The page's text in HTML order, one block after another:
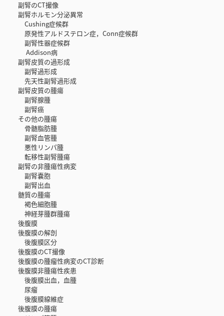
副腎のCT撮像
副腎ホルモン分泌異常
Cushing症候群
原発性アルドステロン症，Conn症候群
副腎性器症候群
Addison病
副腎皮質の過形成
副腎過形成
先天性副腎過形成
副腎皮質の腫瘍
副腎腺腫
副腎癌
その他の腫瘍
骨髄脂肪腫
副腎血管腫
悪性リンパ腫
転移性副腎腫瘍
副腎の非腫瘍性病変
副腎嚢胞
副腎出血
髄質の腫瘍
褐色細胞腫
神経芽腫群腫瘍
後腹膜
後腹膜の解剖
後腹膜区分
後腹膜のCT撮像
後腹膜の腫瘤性病変のCT診断
後腹膜非腫瘍性疾患
後腹膜出血，血腫
尿瘤
後腹膜線維症
後腹膜の腫瘍